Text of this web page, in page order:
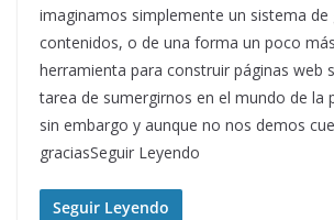
imaginamos simplemente un sistema de
contenidos, o de una forma un poco
herramienta para construir páginas web
tarea de sumergirnos en el mundo de la
sin embargo y aunque no nos demos
graciasSeguir Leyendo
Seguir Leyendo